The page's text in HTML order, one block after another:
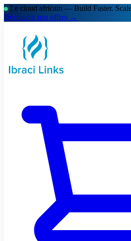
Le cloud africain — Build Faster.
Découvrir nos offres →